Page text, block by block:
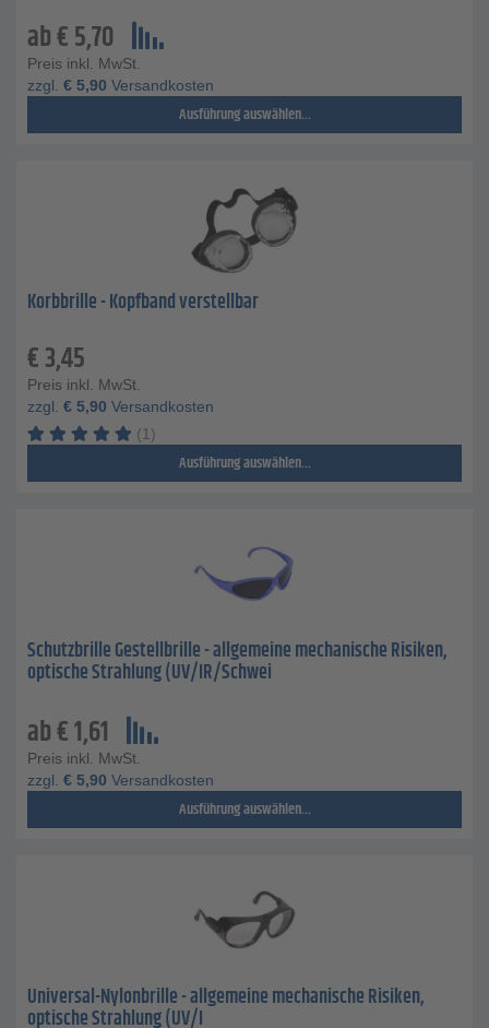
ab€5,70
Preis inkl. MwSt.
zzgl. € 5,90 Versandkosten
Ausführung auswählen...
Korbbrille - Kopfband verstellbar
€3,45
Preis inkl. MwSt.
zzgl. € 5,90 Versandkosten
(1)
Ausführung auswählen...
Schutzbrille Gestellbrille - allgemeine mechanische Risiken,
optische Strahlung (UV/IR/Schwei
ab€1,61
Preis inkl. MwSt.
zzgl. € 5,90 Versandkosten
Ausführung auswählen...
Universal-Nylonbrille - allgemeine mechanische Risiken,
optische Strahlung (UV/I